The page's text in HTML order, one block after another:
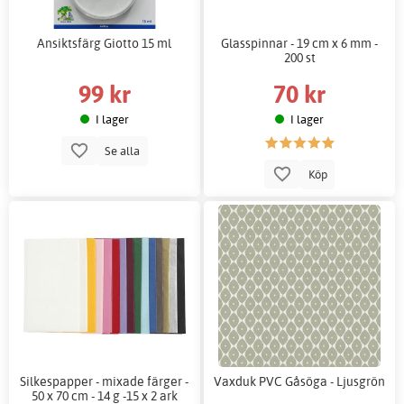
Ansiktsfärg Giotto 15 ml
99 kr
I lager
Se alla
Glasspinnar - 19 cm x 6 mm -
200 st
70 kr
I lager
Köp
Silkespapper - mixade färger -
50 x 70 cm - 14 g -15 x 2 ark
Vaxduk PVC Gåsöga - Ljusgrön